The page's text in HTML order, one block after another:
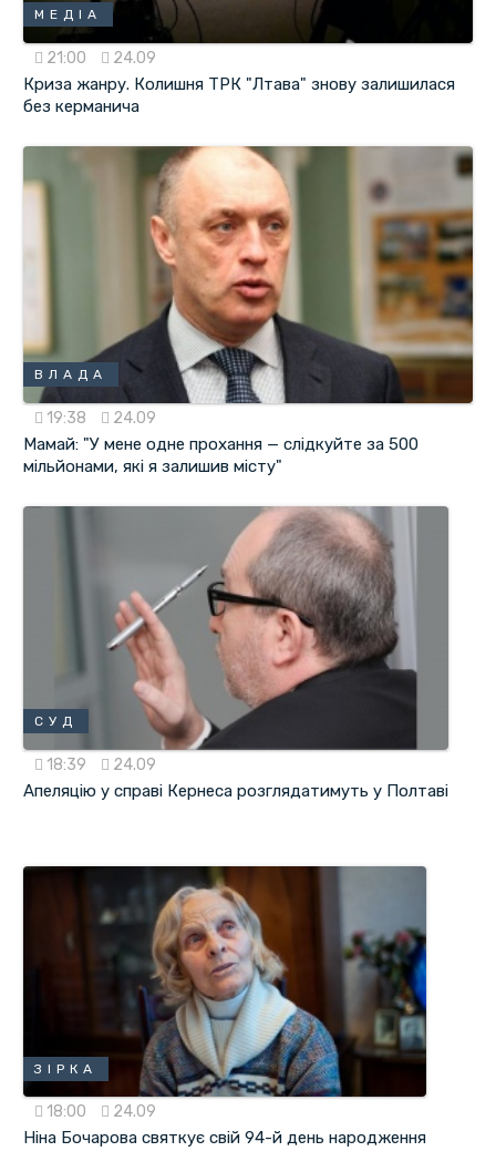
МЕДІА
21:00 24.09
Криза жанру. Колишня ТРК "Лтава" знову залишилася
без керманича
ВЛАДА
19:38 24.09
Мамай: "У мене одне прохання — слідкуйте за 500
мільйонами, які я залишив місту"
СУД
18:39 24.09
Апеляцію у справі Кернеса розглядатимуть у Полтаві
ЗІРКА
18:00 24.09
Ніна Бочарова святкує свій 94-й день народження